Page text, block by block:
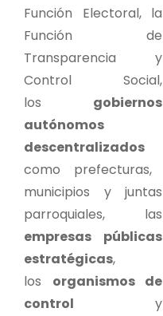
Función Electoral, la
Función de
Transparencia y
Control Social,
los gobiernos
autónomos
descentralizados
como prefecturas,
municipios y juntas
parroquiales, las
empresas públicas
estratégicas,
los organismos de
control y